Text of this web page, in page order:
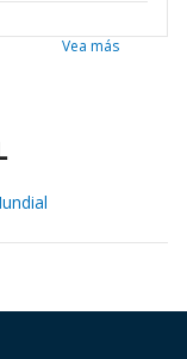
Vea más